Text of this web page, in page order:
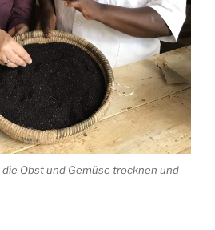
die Obst und Gemüse trocknen und